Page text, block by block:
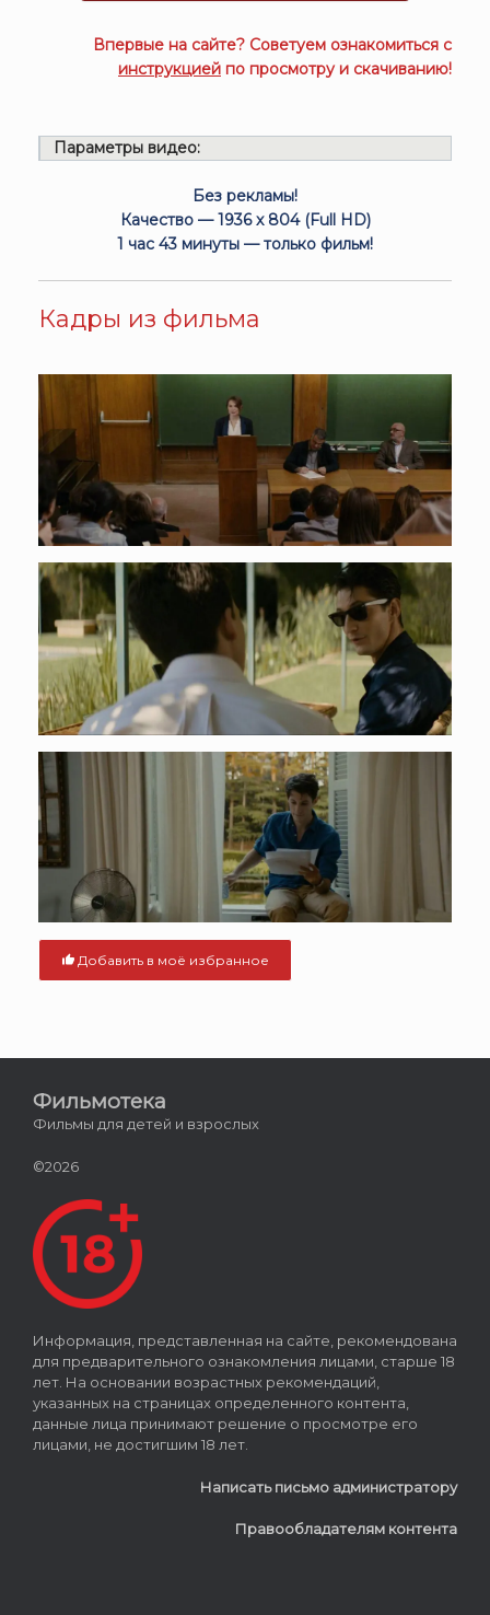
Впервые на сайте? Советуем ознакомиться с
инструкцией по просмотру и скачиванию!
Параметры видео:
Без рекламы!
Качество — 1936 x 804 (Full HD)
1 час 43 минуты — только фильм!
Кадры из фильма
Добавить в моё избранное
Фильмотека
Фильмы для детей и взрослых
©2026
Информация, представленная на сайте, рекомендована
для предварительного ознакомления лицами, старше 18
лет. На основании возрастных рекомендаций,
указанных на страницах определенного контента,
данные лица принимают решение о просмотре его
лицами, не достигшим 18 лет.
Написать письмо администратору
Правообладателям контента